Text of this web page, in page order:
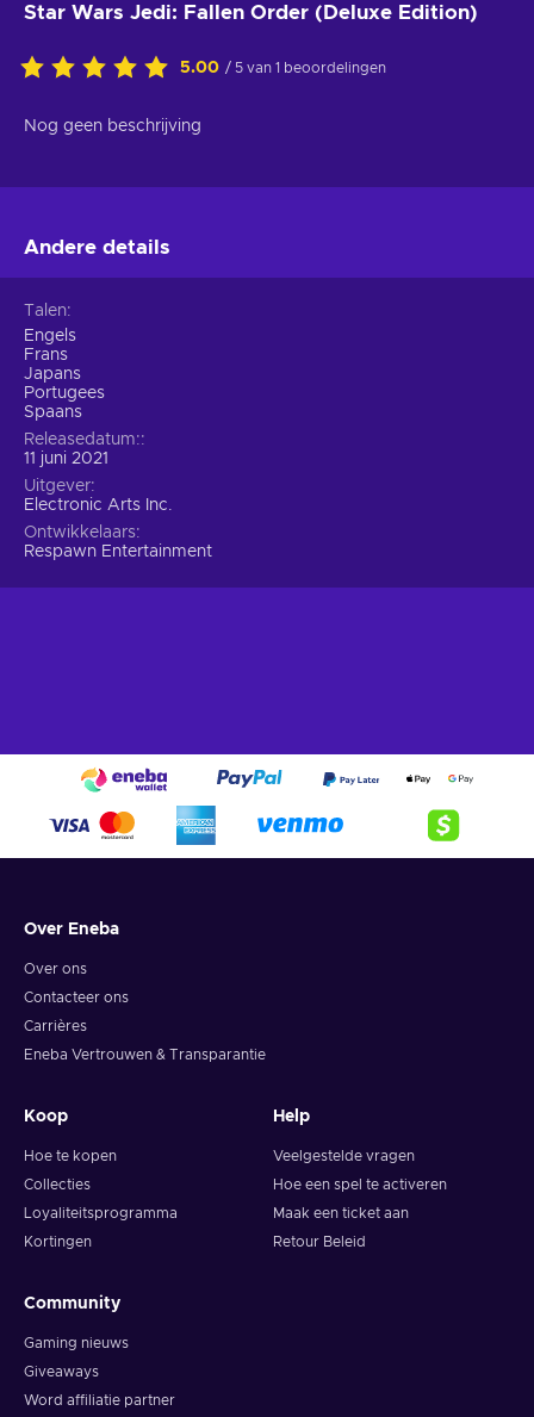
Star Wars Jedi: Fallen Order (Deluxe Edition)
5.00 / 5 van 1 beoordelingen
Nog geen beschrijving
Andere details
Talen
Engels
Frans
Japans
Portugees
Spaans
Releasedatum:
11 juni 2021
Uitgever
Electronic Arts Inc.
Ontwikkelaars
Respawn Entertainment
Over Eneba
Over ons
Contacteer ons
Carrières
Eneba Vertrouwen & Transparantie
Koop
Hoe te kopen
Collecties
Loyaliteitsprogramma
Kortingen
Help
Veelgestelde vragen
Hoe een spel te activeren
Maak een ticket aan
Retour Beleid
Community
Gaming nieuws
Giveaways
Word affiliatie partner